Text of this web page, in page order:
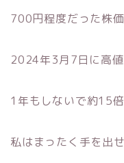
700円程度だった株
2024年3月7日に高
1年もしないで約15倍
私はまったく手を出